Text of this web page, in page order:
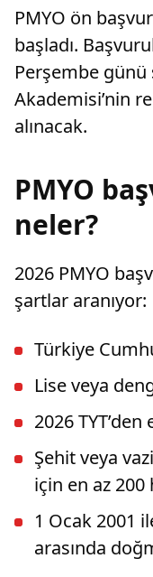
PMYO ön
başladı.
Perşembe günü
Akademisi’nin
alınacak.
PMYO
neler?
2026 PMYO
şartlar aranıyor:
Türkiye
Lise veya
2026
Şehit veya
için en az 200
1 Ocak 2001
arasında